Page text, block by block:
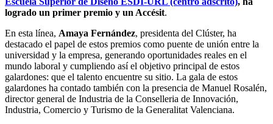
logrado un primer premio y un Accésit.
En esta línea, Amaya Fernández, presidenta del Clúster, ha
destacado el papel de estos premios como puente de unión entre la
universidad y la empresa, generando oportunidades reales en el
mundo laboral y cumpliendo así el objetivo principal de estos
galardones: que el talento encuentre su sitio. La gala de estos
galardones ha contado también con la presencia de Manuel Rosalén,
director general de Industria de la Conselleria de Innovación,
Industria, Comercio y Turismo de la Generalitat Valenciana.